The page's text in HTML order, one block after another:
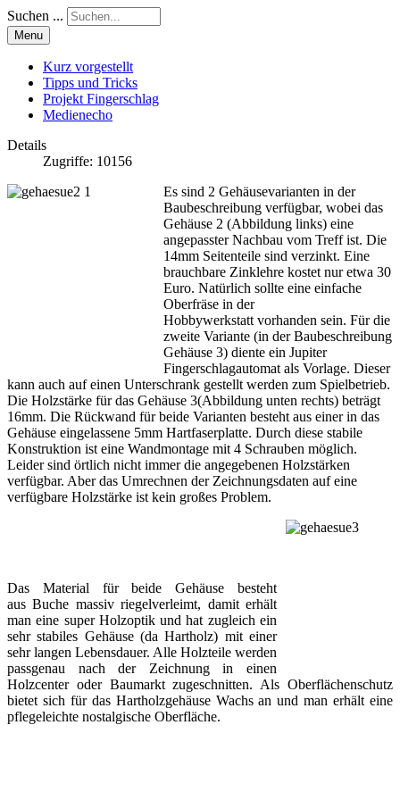
Suchen ...
Menu
Kurz vorgestellt
Tipps und Tricks
Projekt Fingerschlag
Medienecho
Details
Zugriffe: 10156
Es sind 2 Gehäusevarianten in der
Baubeschreibung verfügbar, wobei das
Gehäuse 2 (Abbildung links) eine
angepasster Nachbau vom Treff ist. Die
14mm Seitenteile sind verzinkt. Eine
brauchbare Zinklehre kostet nur etwa 30
Euro. Natürlich sollte eine einfache
Oberfräse in der
Hobbywerkstatt vorhanden sein. Für die
zweite Variante (in der Baubeschreibung
Gehäuse 3) diente ein Jupiter
Fingerschlagautomat als Vorlage. Dieser
kann auch auf einen Unterschrank gestellt werden zum Spielbetrieb.
Die Holzstärke für das Gehäuse 3(Abbildung unten rechts) beträgt
16mm. Die Rückwand für beide Varianten besteht aus einer in das
Gehäuse eingelassene 5mm Hartfaserplatte. Durch diese stabile
Konstruktion ist eine Wandmontage mit 4 Schrauben möglich.
Leider sind örtlich nicht immer die angegebenen Holzstärken
verfügbar. Aber das Umrechnen der Zeichnungsdaten auf eine
verfügbare Holzstärke ist kein großes Problem.
Das Material für beide Gehäuse besteht
aus Buche massiv riegelverleimt, damit erhält
man eine super Holzoptik und hat zugleich ein
sehr stabiles Gehäuse (da Hartholz) mit einer
sehr langen Lebensdauer. Alle Holzteile werden
passgenau nach der Zeichnung in einen
Holzcenter oder Baumarkt zugeschnitten. Als Oberflächenschutz
bietet sich für das Hartholzgehäuse Wachs an und man erhält eine
pflegeleichte nostalgische Oberfläche.